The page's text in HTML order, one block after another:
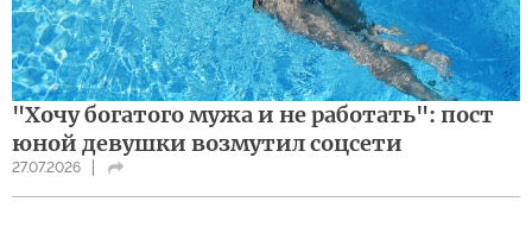
"Хочу богатого мужа и не работать": пост
юной девушки возмутил соцсети
27.07.2026